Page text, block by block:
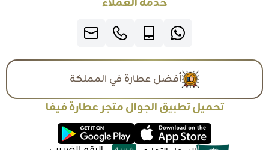
أفضل عطارة في المملكة
تحميل تطبيق الجوال متجر عطارة فيفا